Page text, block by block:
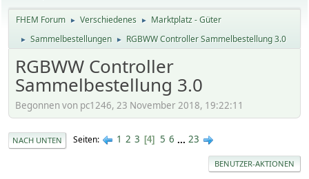
FHEM Forum ► Verschiedenes ► Marktplatz - Güter
► Sammelbestellungen ► RGBWW Controller Sammelbestellung 3.0
RGBWW Controller
Sammelbestellung 3.0
Begonnen von pc1246, 23 November 2018, 19:22:11
NACH UNTEN Seiten 1 2 3 4 5 6 ... 23
BENUTZER-AKTIONEN